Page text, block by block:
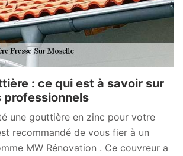
: ce qui est à savoir sur
professionnels
une gouttière en zinc pour votre
recommandé de vous fier à un
MW Rénovation . Ce couvreur a